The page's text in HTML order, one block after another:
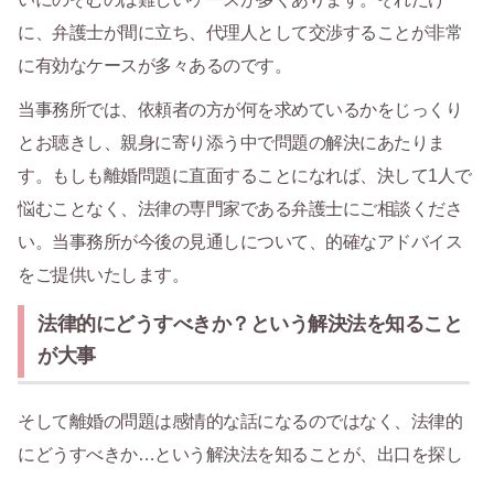
に、弁護士が間に立ち、代理人として交渉することが非常
に有効なケースが多々あるのです。
当事務所では、依頼者の方が何を求めているかをじっくり
とお聴きし、親身に寄り添う中で問題の解決にあたりま
す。もしも離婚問題に直面することになれば、決して1人で
悩むことなく、法律の専門家である弁護士にご相談くださ
い。当事務所が今後の見通しについて、的確なアドバイス
をご提供いたします。
法律的にどうすべきか？という解決法を知ること
が大事
そして離婚の問題は感情的な話になるのではなく、法律的
にどうすべきか…という解決法を知ることが、出口を探し